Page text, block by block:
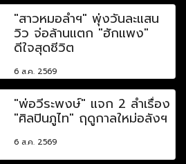
"สาวหมอลำฯ" พุ่งวันละแสน
วิว จ่อล้านแตก "ฮักแพง"
ดีใจสุดชีวิต
6 ส.ค. 2569
"พ่อวีระพงษ์" แจก 2 ลำเรื่อง
"ศิลปินภูไท" ฤดูกาลใหม่อลังฯ
6 ส.ค. 2569